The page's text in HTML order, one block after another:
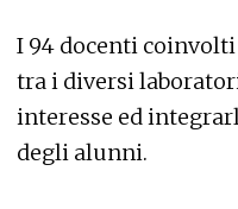
I 94 docenti
tra i diversi
interesse ed
degli alunni.